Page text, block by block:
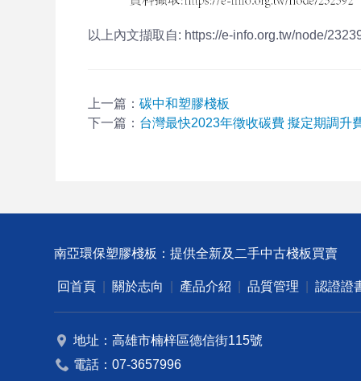
以上內文擷取自: https://e-info.org.tw/node/
上一篇：碳中和塑膠棧板
下一篇： 台灣最快2023年徵收碳費 擬定期調升
南亞環保塑膠棧板：提供全新及二手中古棧板買賣
回首頁 關於志向 產品介紹 品質管理 認證證
地址：高雄市楠梓區德信街115號
電話：07-3657996